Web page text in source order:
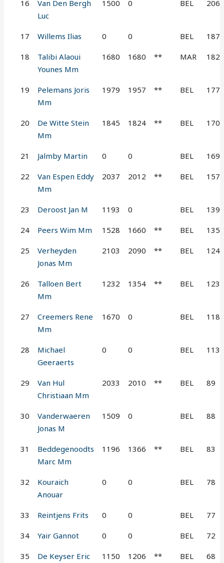
16
Van Den Bergh
Luc
1500 0 BEL 206
17 Willems Ilias 0 0 BEL 187
18
Talibi Alaoui
Younes Mm
1680 1680 ** MAR 182
19
Pelemans Joris
Mm
1979 1957 ** BEL 177
20
De Witte Stein
Mm
1845 1824 ** BEL 170
21 Jalmby Martin 0 0 BEL 169
22
Van Espen Eddy
Mm
2037 2012 ** BEL 157
23 Deroost Jan M 1193 0 BEL 139
24 Peers Wim Mm 1528 1660 ** BEL 135
25
Verheyden
Jonas Mm
2103 2090 ** BEL 124
26
Talloen Bert
Mm
1232 1354 ** BEL 123
27
Creemers Rene
Mm
1670 0 BEL 118
28
Michael
Geeraerts
0 0 BEL 113
29
Van Hul
Christiaan Mm
2033 2010 ** BEL 89
30
Vanderwaeren
Jonas M
1509 0 BEL 88
31
Beddegenoodts
Marc Mm
1196 1366 ** BEL 83
32
Kouraich
Anouar
0 0 BEL 78
33 Reintjens Frits 0 0 BEL 77
34 Yair Gannot 0 0 BEL 72
35
De Keyser Eric
1150 1206 ** BEL 68